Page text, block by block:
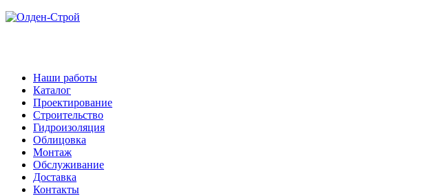
Наши работы
Каталог
Проектирование
Строительство
Гидроизоляция
Облицовка
Монтаж
Обслуживание
Доставка
Контакты